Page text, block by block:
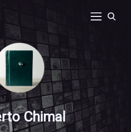
Chimal